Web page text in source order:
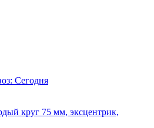
Сегодня
круг 75 мм, эксцентрик,